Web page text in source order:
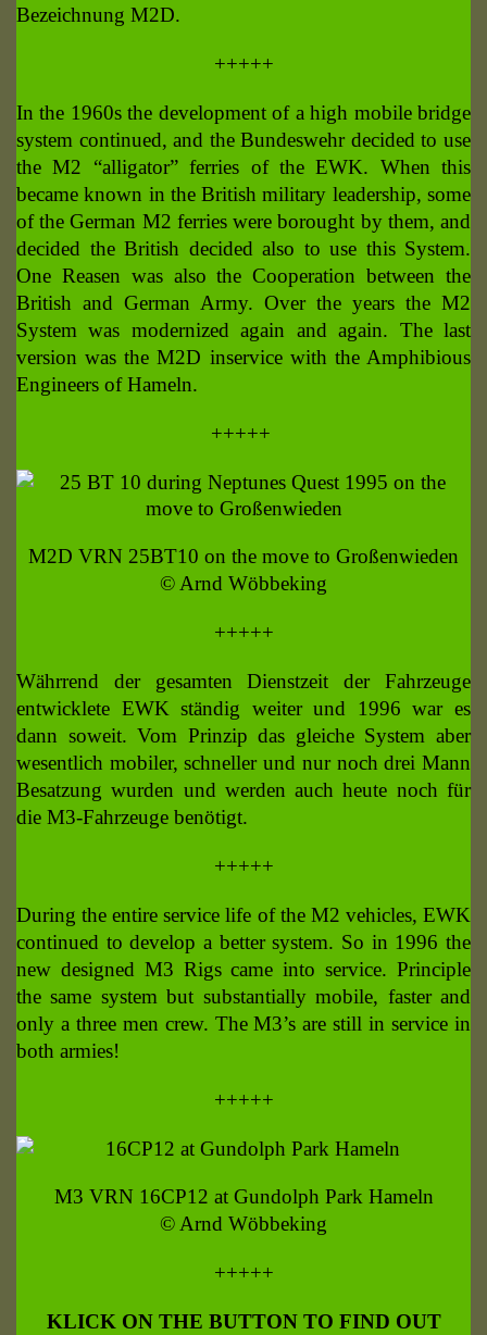
Bezeichnung M2D.
+++++
In the 1960s the development of a high mobile bridge
system continued, and the Bundeswehr decided to use
the M2 “alligator” ferries of the EWK. When this
became known in the British military leadership, some
of the German M2 ferries were borought by them, and
decided the British decided also to use this System.
One Reasen was also the Cooperation between the
British and German Army. Over the years the M2
System was modernized again and again. The last
version was the M2D inservice with the Amphibious
Engineers of Hameln.
+++++
M2D VRN 25BT10 on the move to Großenwieden
© Arnd Wöbbeking
+++++
Währrend der gesamten Dienstzeit der Fahrzeuge
entwicklete EWK ständig weiter und 1996 war es
dann soweit. Vom Prinzip das gleiche System aber
wesentlich mobiler, schneller und nur noch drei Mann
Besatzung wurden und werden auch heute noch für
die M3-Fahrzeuge benötigt.
+++++
During the entire service life of the M2 vehicles, EWK
continued to develop a better system. So in 1996 the
new designed M3 Rigs came into service. Principle
the same system but substantially mobile, faster and
only a three men crew. The M3’s are still in service in
both armies!
+++++
M3 VRN 16CP12 at Gundolph Park Hameln
© Arnd Wöbbeking
+++++
KLICK ON THE BUTTON TO FIND OUT